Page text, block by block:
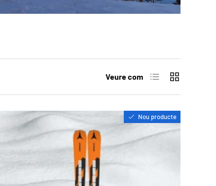
Veure com Llista Quadrícula
Nou producte